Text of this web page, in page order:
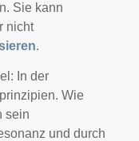
Sie kann
nicht
.
In der
Wie
sein
und durch